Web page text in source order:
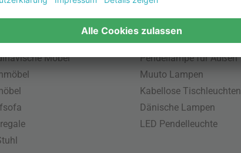
Möbel
Beliebte Leuchten
Pendellampe für Außen
Muuto Lampen
Kabellose Tischleuchten
Dänische Lampen
LED Pendelleuchte